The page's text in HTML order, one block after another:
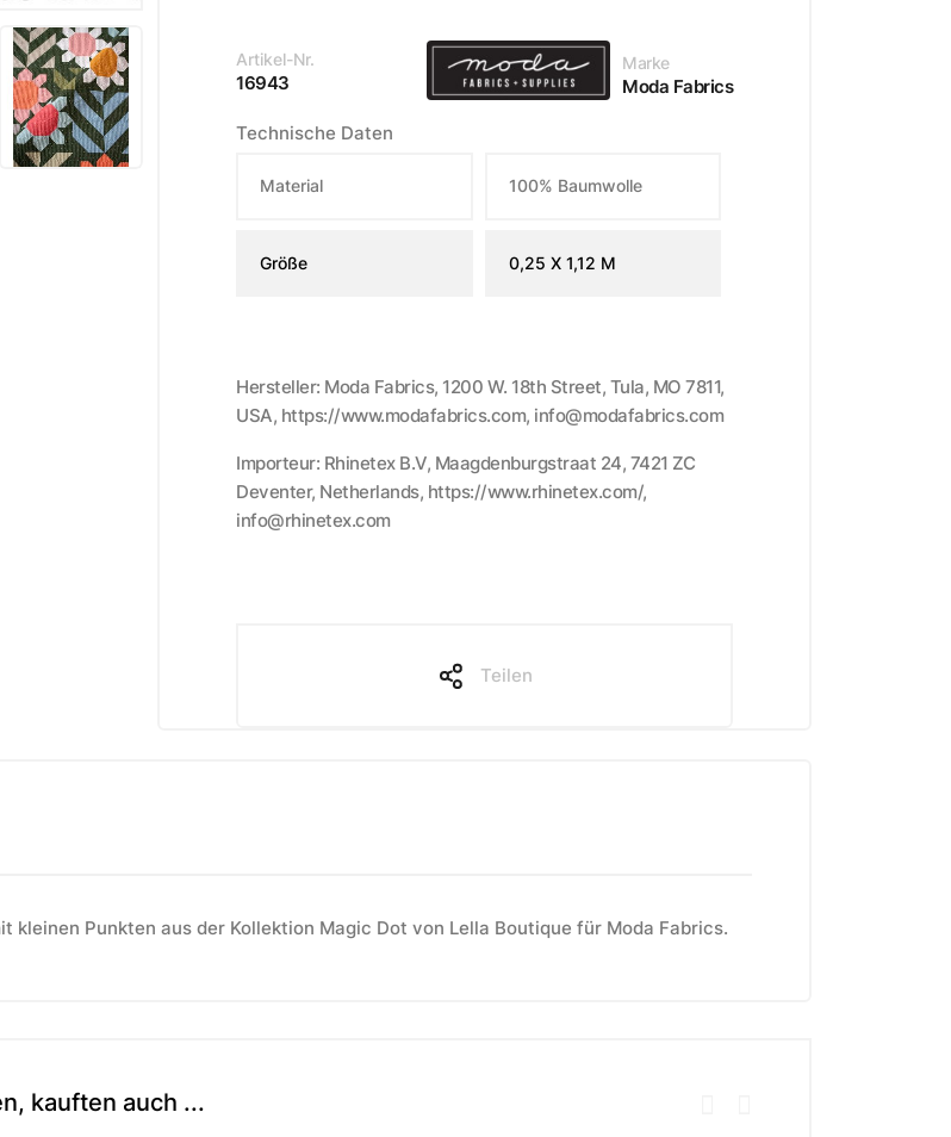
Card
Artikel-Nr.
16943
Marke
Moda Fabrics
Technische Daten
Material 100% Baumwolle
Größe 0,25 X 1,12 M
Hersteller: Moda Fabrics, 1200 W. 18th Street, Tula, MO 7811,
USA, https://www.modafabrics.com, info@modafabrics.com
Importeur: Rhinetex B.V, Maagdenburgstraat 24, 7421 ZC
Deventer, Netherlands, https://www.rhinetex.com/,
info@rhinetex.com
Teilen
Punkten aus der Kollektion Magic Dot von Lella Boutique für Moda Fabrics.
kauften auch ...